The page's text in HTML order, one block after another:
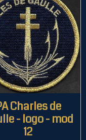
Charles de
- logo - mod
12